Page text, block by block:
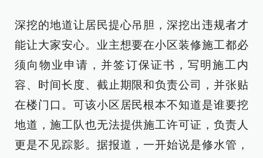
深挖的地道让居民提心吊胆，深挖出违规者才
能让大家安心。业主想要在小区装修施工都必
须向物业申请，并签订保证书，写明施工内
容、时间长度、截止期限和负责公司，并张贴
在楼门口。可该小区居民根本不知道是谁要挖
地道，施工队也无法提供施工许可证，负责人
更是不见踪影。据报道，一开始说是修水管，